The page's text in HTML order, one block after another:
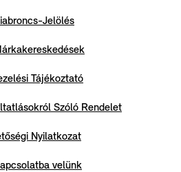
Jelölés
Tájékoztató
Szóló Rendelet
Nyilatkozat
velünk